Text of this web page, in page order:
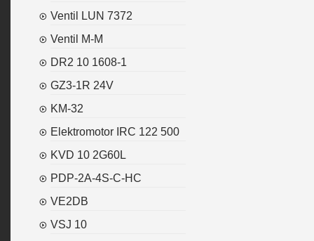
Ventil LUN 7372
Ventil M-M
DR2 10 1608-1
GZ3-1R 24V
KM-32
Elektromotor IRC 122 500
KVD 10 2G60L
PDP-2A-4S-C-HC
VE2DB
VSJ 10